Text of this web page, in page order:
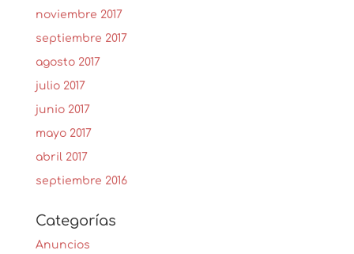
noviembre 2017
septiembre 2017
agosto 2017
julio 2017
junio 2017
mayo 2017
abril 2017
septiembre 2016
Categorías
Anuncios